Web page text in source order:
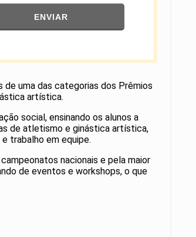
ENVIAR
uma das categorias dos Prêmios
artística.
social, ensinando os alunos a
de atletismo e ginástica artística,
trabalho em equipe.
nacionais e pela maior
de eventos e workshops, o que